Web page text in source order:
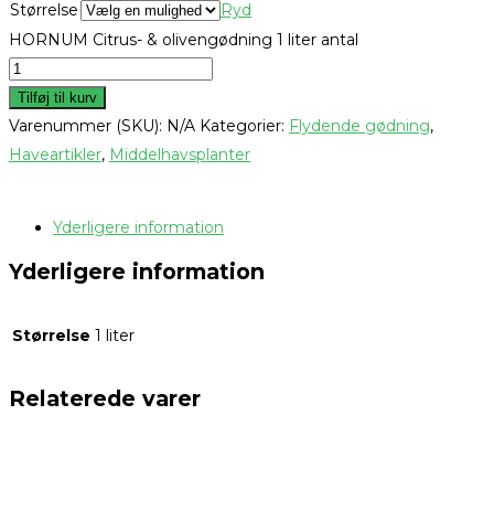
Størrelse
Ryd
HORNUM Citrus- & olivengødning 1 liter antal
Tilføj til kurv
Varenummer (SKU): N/A Kategorier: Flydende gødning,
Haveartikler, Middelhavsplanter
Yderligere information
Yderligere information
Størrelse 1 liter
Relaterede varer